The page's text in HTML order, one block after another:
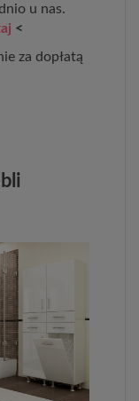
u nas.
<
za dopłatą